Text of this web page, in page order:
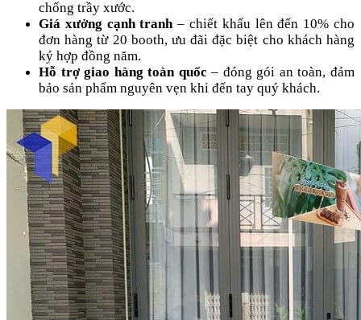
chống trầy xước.
Giá xưởng cạnh tranh– chiết khấu lên đến 10% cho
đơn hàng từ 20 booth, ưu đãi đặc biệt cho khách hàng
ký hợp đồng năm.
Hỗ trợ giao hàng toàn quốc – đóng gói an toàn, đảm
bảo sản phẩm nguyên vẹn khi đến tay quý khách.